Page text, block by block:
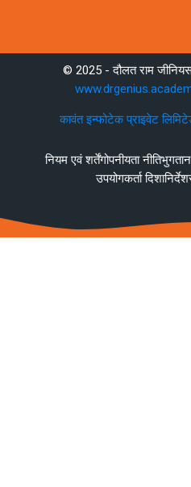
पिछ्ला सुधार: मंगलवार, 21 जुलाई 2026,
© 2025 - दौलत राम
कावंत इन्फोटेक प्राइवेट
नियम एवं शर्तेंगोपनीयता नीतिभुगतान
उपयोगकर्ता दिशानिर्देश